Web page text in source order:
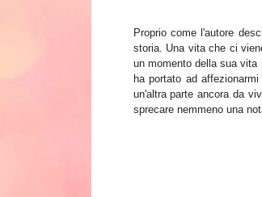
Proprio come l'autore
storia. Una vita che ci
un momento della sua
ha portato ad
un'altra parte ancora da
sprecare nemmeno una